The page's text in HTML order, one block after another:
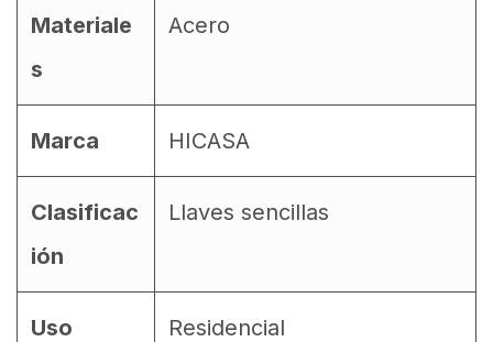
Materiale
s
Acero
Marca HICASA
Clasificac
ión
Llaves sencillas
Uso Residencial